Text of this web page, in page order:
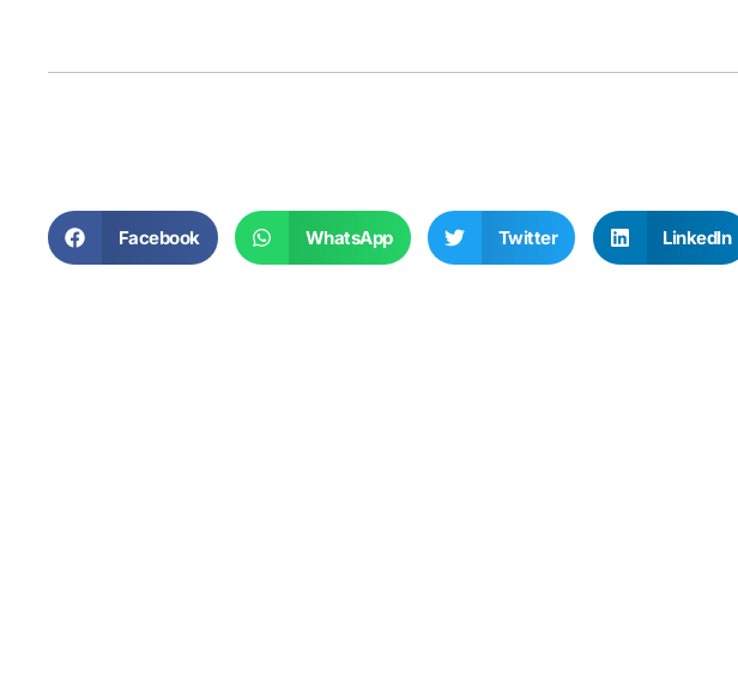
Facebook WhatsApp Twitter LinkedIn